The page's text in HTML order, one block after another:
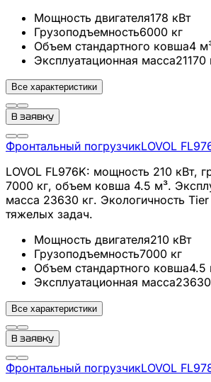
Мощность двигателя178 кВт
Грузоподъемность6000 кг
Объем стандартного ковша4
Эксплуатационная масса21170
Все характеристики
В заявку
Фронтальный погрузчикLOVOL
LOVOL FL976K: мощность 210 кВт,
7000 кг, объем ковша 4.5 м³.
масса 23630 кг. Экологичность
тяжелых задач.
Мощность двигателя210 кВт
Грузоподъемность7000 кг
Объем стандартного ковша4.5
Эксплуатационная масса23630
Все характеристики
В заявку
Фронтальный погрузчикLOVOL